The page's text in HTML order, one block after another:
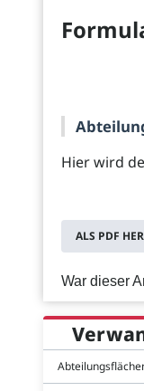
Hier wird
ALS PDF
War dieser